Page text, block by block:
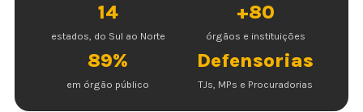
14
estados, do Sul ao Norte
+80
órgãos e instituições
89%
em órgão público
Defensorias
TJs, MPs e Procuradorias